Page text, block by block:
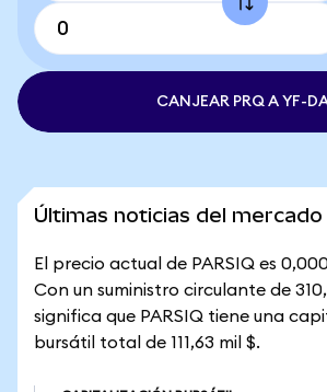
CANJEAR PRQ A YF-
Últimas noticias del mercado
El precio actual de PARSIQ es
Con un suministro circulante de
significa que PARSIQ tiene una
bursátil total de 111,63 mil $.